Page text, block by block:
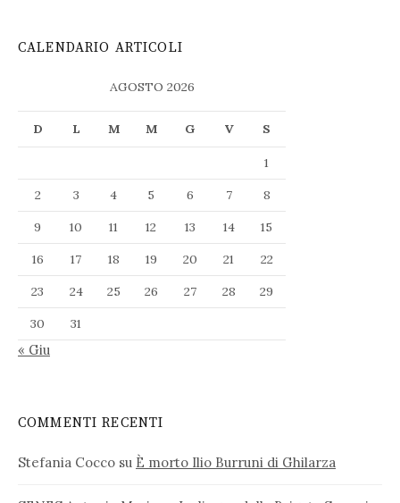
CALENDARIO ARTICOLI
AGOSTO 2026
D L M M G V S
1
2
3 4 5 6 7
8
9
10 11 12 13 14
15
16
17 18 19 20 21
22
23
24 25 26 27 28
29
30
31
« Giu
COMMENTI RECENTI
Stefania Cocco su È morto Ilio Burruni di Ghilarza